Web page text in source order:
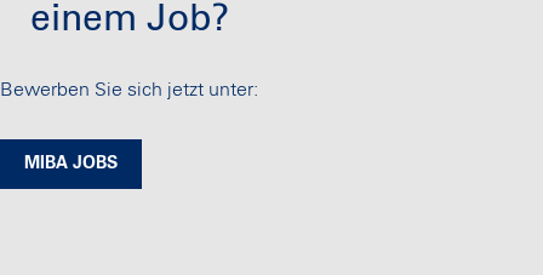
einem Job?
Bewerben Sie sich jetzt unter:
MIBA JOBS